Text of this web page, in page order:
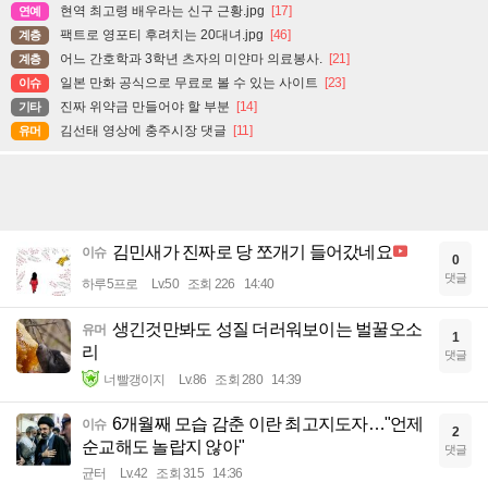
연예 현역 최고령 배우라는 신구 근황.jpg [17]
계층 팩트로 영포티 후려치는 20대녀.jpg [46]
계층 어느 간호학과 3학년 츠자의 미얀마 의료봉사. [21]
이슈 일본 만화 공식으로 무료로 볼 수 있는 사이트 [23]
기타 진짜 위약금 만들어야 할 부분 [14]
유머 김선태 영상에 충주시장 댓글 [11]
이슈 김민새가 진짜로 당 쪼개기 들어갔네요
하루5프로 Lv.50 조회 226 14:40
0
댓글
유머 생긴것만봐도 성질 더러워보이는 벌꿀오소
리
너빨갱이지 Lv.86 조회 280 14:39
1
댓글
이슈 6개월째 모습 감춘 이란 최고지도자…"언제
순교해도 놀랍지 않아"
균터 Lv.42 조회 315 14:36
2
댓글